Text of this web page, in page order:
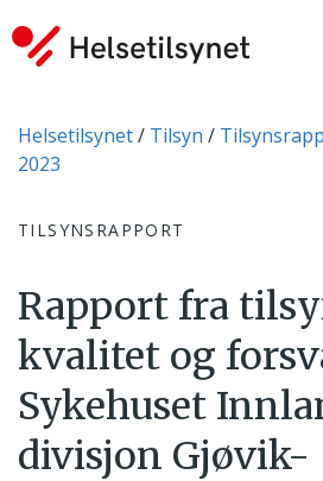
Du er her:
Helsetilsynet Tilsyn
2023
TILSYNSRAPPORT
Rapport fra
kvalitet og
Sykehuset
divisjon Gjøvik-